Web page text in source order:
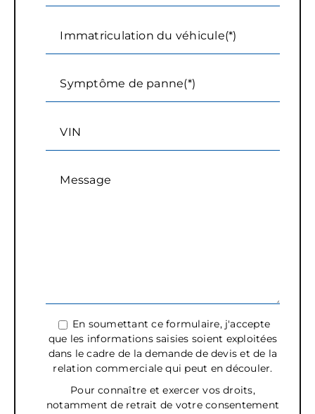
Immatriculation du véhicule(*)
Symptôme de panne(*)
VIN
Message
En soumettant ce formulaire, j'accepte
que les informations saisies soient exploitées
dans le cadre de la demande de devis et de la
relation commerciale qui peut en découler.
Pour connaître et exercer vos droits,
notamment de retrait de votre consentement